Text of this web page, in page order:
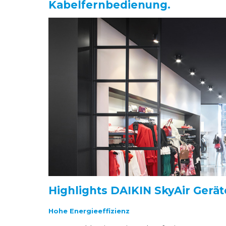
Kabelfernbedienung.
Highlights DAIKIN SkyAir
Hohe Energieeffizienz